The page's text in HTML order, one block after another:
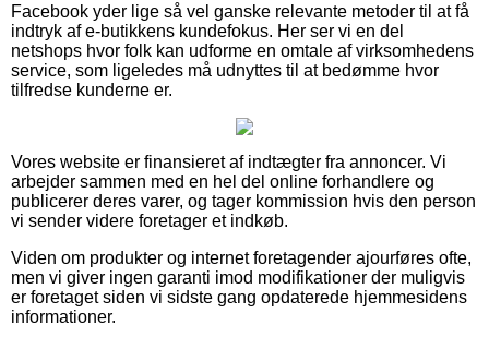
Facebook yder lige så vel ganske relevante metoder til at få
indtryk af e-butikkens kundefokus. Her ser vi en del
netshops hvor folk kan udforme en omtale af virksomhedens
service, som ligeledes må udnyttes til at bedømme hvor
tilfredse kunderne er.
Vores website er finansieret af indtægter fra annoncer. Vi
arbejder sammen med en hel del online forhandlere og
publicerer deres varer, og tager kommission hvis den person
vi sender videre foretager et indkøb.
Viden om produkter og internet foretagender ajourføres ofte,
men vi giver ingen garanti imod modifikationer der muligvis
er foretaget siden vi sidste gang opdaterede hjemmesidens
informationer.